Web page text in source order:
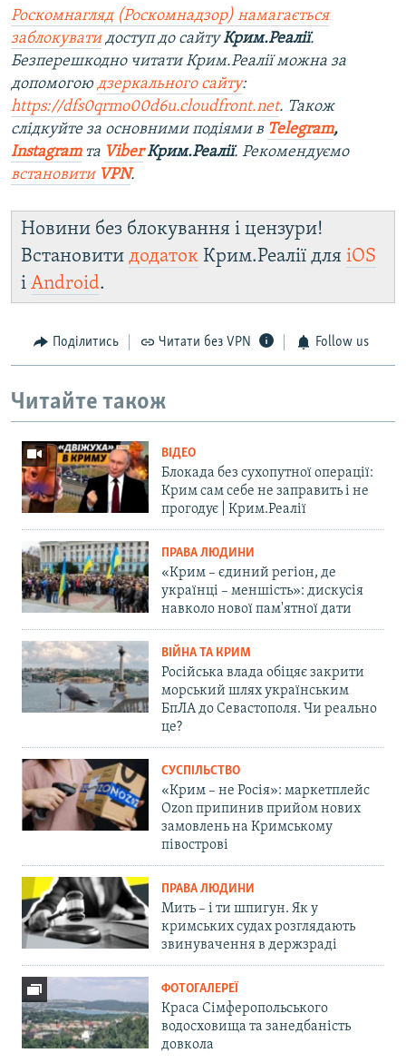
Роскомнагляд (Роскомнадзор) намагається
заблокуватидоступ до сайтуКрим.Реалії.
Безперешкодно читати Крим.Реалії можна за
допомогою дзеркального сайту:
https://dfs0qrmo00d6u.cloudfront.net. Також
слідкуйте за основними подіями в Telegram,
Instagramта ViberКрим.Реалії. Рекомендуємо
встановити VPN.
Новини без блокування і цензури!
Встановити додаток Крим.Реалії для iOS
і Android.
Поділитись Читати без VPN Follow us
Читайте також
ВІДЕО
Блокада без сухопутної операції:
Крим сам себе не заправить і не
прогодує | Крим.Реалії
ПРАВА ЛЮДИНИ
«Крим – єдиний регіон, де
українці – меншість»: дискусія
навколо нової пам'ятної дати
ВІЙНА ТА КРИМ
Російська влада обіцяє закрити
морський шлях українським
БпЛА до Севастополя. Чи реально
це?
СУСПІЛЬСТВО
«Крим – не Росія»: маркетплейс
Ozon припинив прийом нових
замовлень на Кримському
півострові
ПРАВА ЛЮДИНИ
Мить – і ти шпигун. Як у
кримських судах розглядають
звинувачення в держзраді
ФОТОГАЛЕРЕЇ
Краса Сімферопольського
водосховища та занедбаність
довкола